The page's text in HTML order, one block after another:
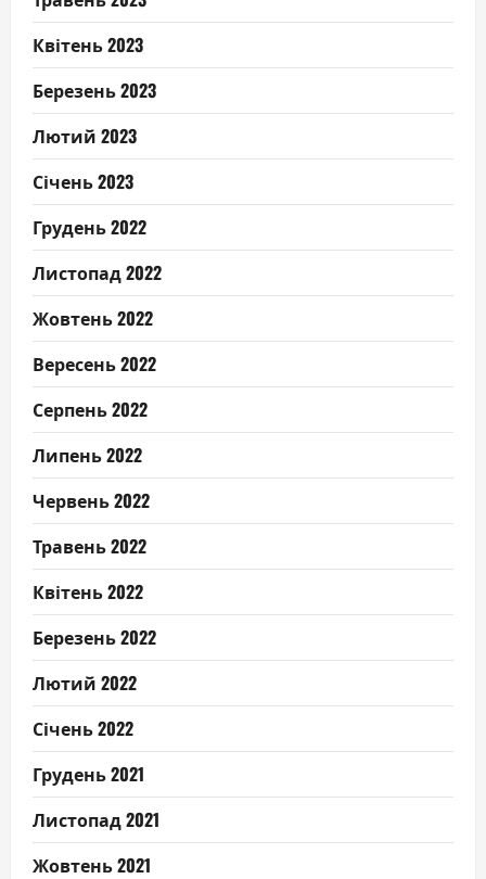
Квітень 2023
Березень 2023
Лютий 2023
Січень 2023
Грудень 2022
Листопад 2022
Жовтень 2022
Вересень 2022
Серпень 2022
Липень 2022
Червень 2022
Травень 2022
Квітень 2022
Березень 2022
Лютий 2022
Січень 2022
Грудень 2021
Листопад 2021
Жовтень 2021